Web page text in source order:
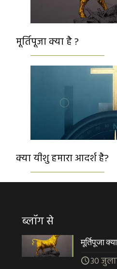
मूर्तिपूजा क्या है ?
क्या यीशु हमारा आदर्श है?
ब्लॉग से
मूर्तिपूजा
30